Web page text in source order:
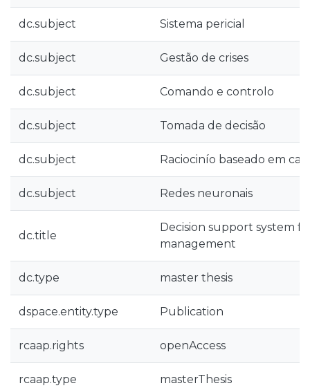
dc.subject Sistema pericial
dc.subject Gestão de crises
dc.subject Comando e controlo
dc.subject Tomada de decisão
dc.subject Raciocinío baseado em
dc.subject Redes neuronais
dc.title
Decision support system
management
dc.type master thesis
dspace.entity.type Publication
rcaap.rights openAccess
rcaap.type masterThesis